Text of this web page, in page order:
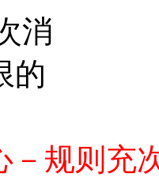
－规则充